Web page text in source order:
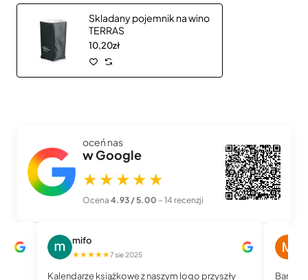
Skladany pojemnik na wino
TERRAS
10,20zł
oceń nas
w Google
★★★★★
Ocena 4.93 / 5.00 – 14 recenzji
mifo
★★★★★7 sie 2025
Kalendarze książkowe z naszym logo przyszły Bardzo